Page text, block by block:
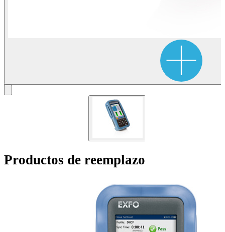
Productos de reemplazo